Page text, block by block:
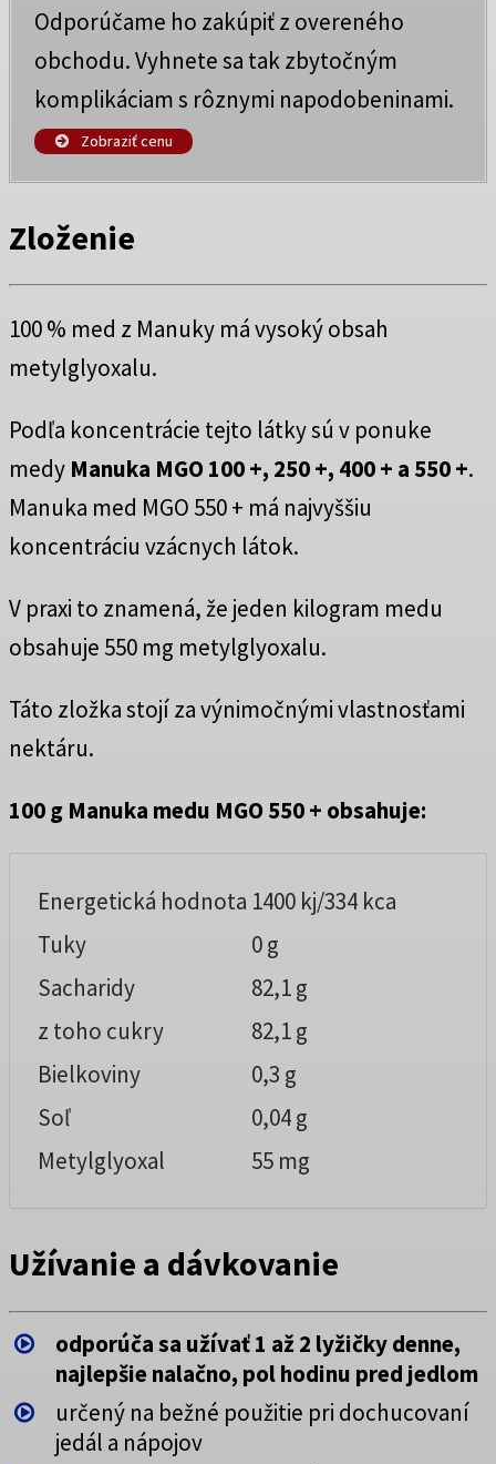
Odporúčame ho zakúpiť z overeného
obchodu. Vyhnete sa tak zbytočným
komplikáciam s rôznymi napodobeninami.
Zobraziť cenu
Zloženie
100 % med z Manuky má vysoký obsah
metylglyoxalu.
Podľa koncentrácie tejto látky sú v ponuke
medy Manuka MGO 100 +, 250 +, 400 + a 550 +.
Manuka med MGO 550 + má najvyššiu
koncentráciu vzácnych látok.
V praxi to znamená, že jeden kilogram medu
obsahuje 550 mg metylglyoxalu.
Táto zložka stojí za výnimočnými vlastnosťami
nektáru.
100 g Manuka medu MGO 550 + obsahuje:
Energetická hodnota 1400 kj/334 kca
Tuky
0 g
Sacharidy
82,1 g
z toho cukry
82,1 g
Bielkoviny
0,3 g
Soľ
0,04 g
Metylglyoxal
55 mg
Užívanie a dávkovanie
odporúča sa užívať 1 až 2 lyžičky denne,
najlepšie nalačno, pol hodinu pred jedlom
určený na bežné použitie pri dochucovaní
jedál a nápojov